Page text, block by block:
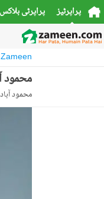
پراپرٹیز پراپرٹی بلاکس
Zameen
محمود آباد نمبر 3 محمود آباد
محمود آباد نمبر 3، محمود